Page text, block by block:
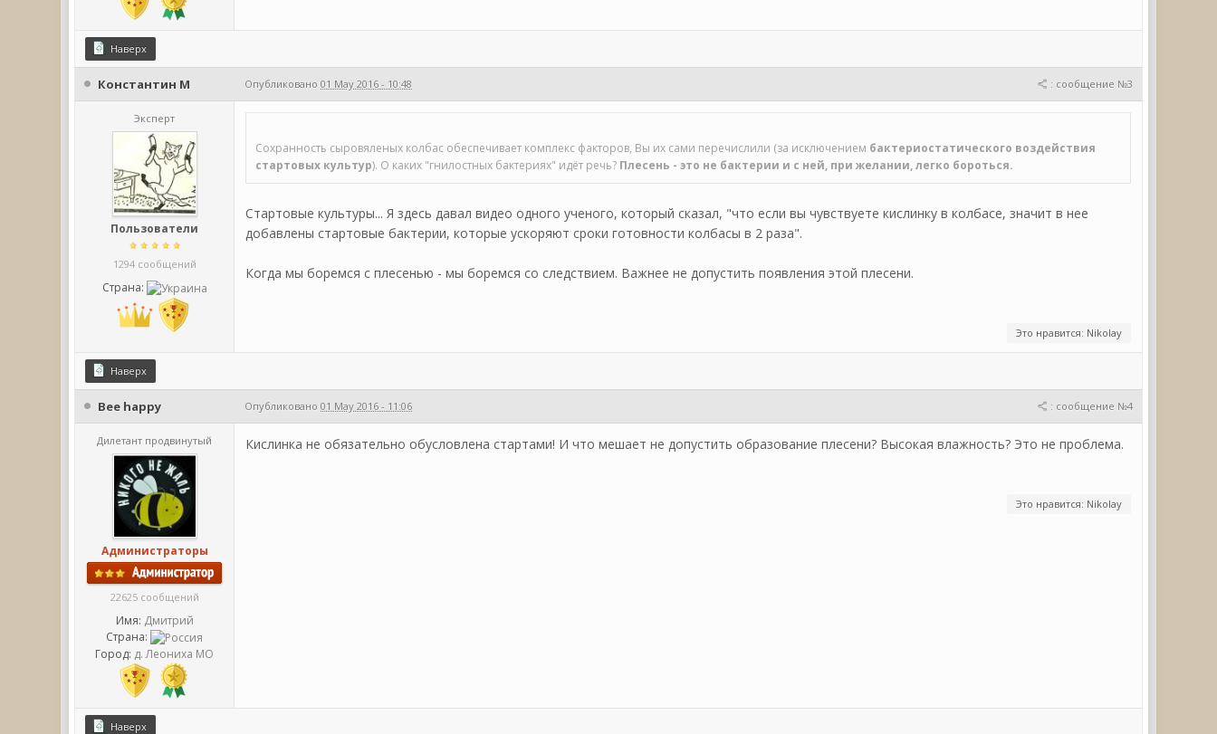
Наверх
: сообщение №3
Константин М Опубликовано01 May 2016 - 10:48
Эксперт
Пользователи
1294 сообщений
Страна:
Сохранность сыровяленых колбас обеспечивает комплекс факторов, Вы их сами перечислили (за исключением бактериостатического воздействия
стартовых культур). О каких "гнилостных бактериях" идёт речь? Плесень - это не бактерии и с ней, при желании, легко бороться.
Стартовые культуры... Я здесь давал видео одного ученого, который сказал, "что если вы чувствуете кислинку в колбасе, значит в нее
добавлены стартовые бактерии, которые ускоряют сроки готовности колбасы в 2 раза".
Когда мы боремся с плесенью - мы боремся со следствием. Важнее не допустить появления этой плесени.
Это нравится: Nikolay
Наверх
: сообщение №4
Bee happy Опубликовано01 May 2016 - 11:06
Дилетант продвинутый
Администраторы
22625 сообщений
Имя: Дмитрий
Страна:
Город: д. Леониха МО
Кислинка не обязательно обусловлена стартами! И что мешает не допустить образование плесени? Высокая влажность? Это не проблема.
Это нравится: Nikolay
Наверх